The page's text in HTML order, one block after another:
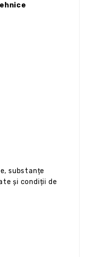
substanțe
și condiții de